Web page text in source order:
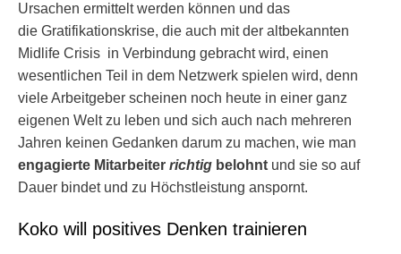
Ursachen ermittelt werden können und das
die Gratifikationskrise, die auch mit der altbekannten
Midlife Crisis in Verbindung gebracht wird, einen
wesentlichen Teil in dem Netzwerk spielen wird, denn
viele Arbeitgeber scheinen noch heute in einer ganz
eigenen Welt zu leben und sich auch nach mehreren
Jahren keinen Gedanken darum zu machen, wie man
engagierte Mitarbeiter richtig belohnt und sie so auf
Dauer bindet und zu Höchstleistung anspornt.
Koko will positives Denken trainieren